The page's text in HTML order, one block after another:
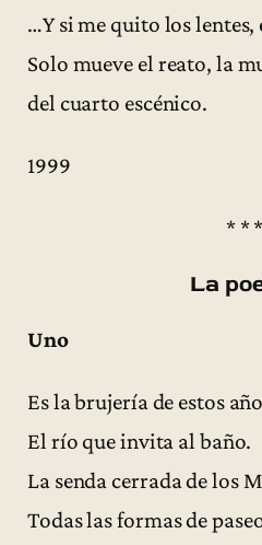
…Y si me quito los
Solo mueve el reato, la
del cuarto escénico.
1999
* * *
La
Uno
Es la brujería de estos
El río que invita al baño.
La senda cerrada de los
Todas las formas de